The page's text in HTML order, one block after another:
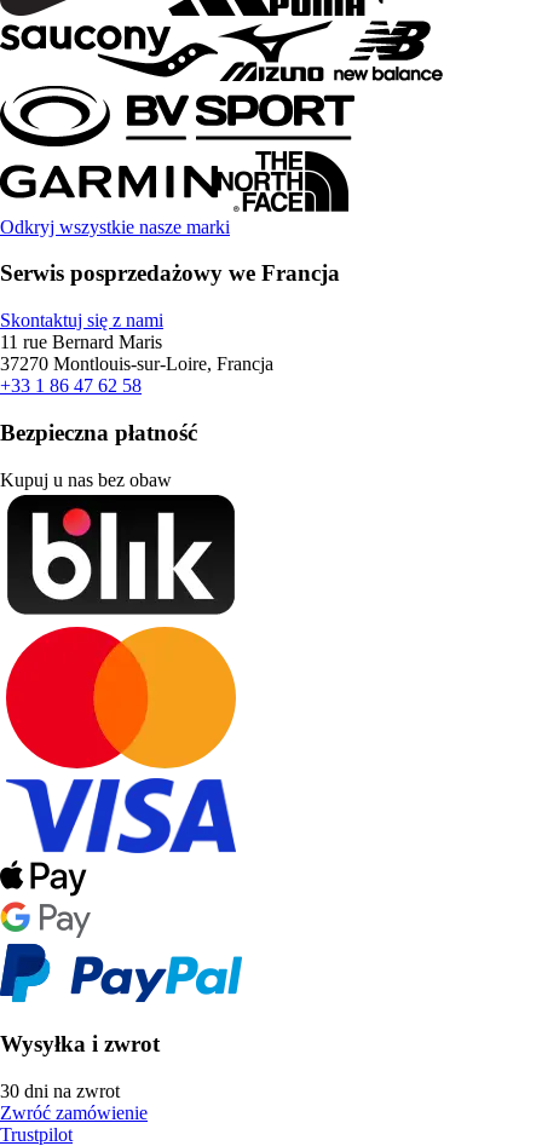
Odkryj wszystkie nasze marki
Serwis posprzedażowy we Francja
Skontaktuj się z nami
11 rue Bernard Maris
37270 Montlouis-sur-Loire, Francja
+33 1 86 47 62 58
Bezpieczna płatność
Kupuj u nas bez obaw
Wysyłka i zwrot
30 dni na zwrot
Zwróć zamówienie
Trustpilot